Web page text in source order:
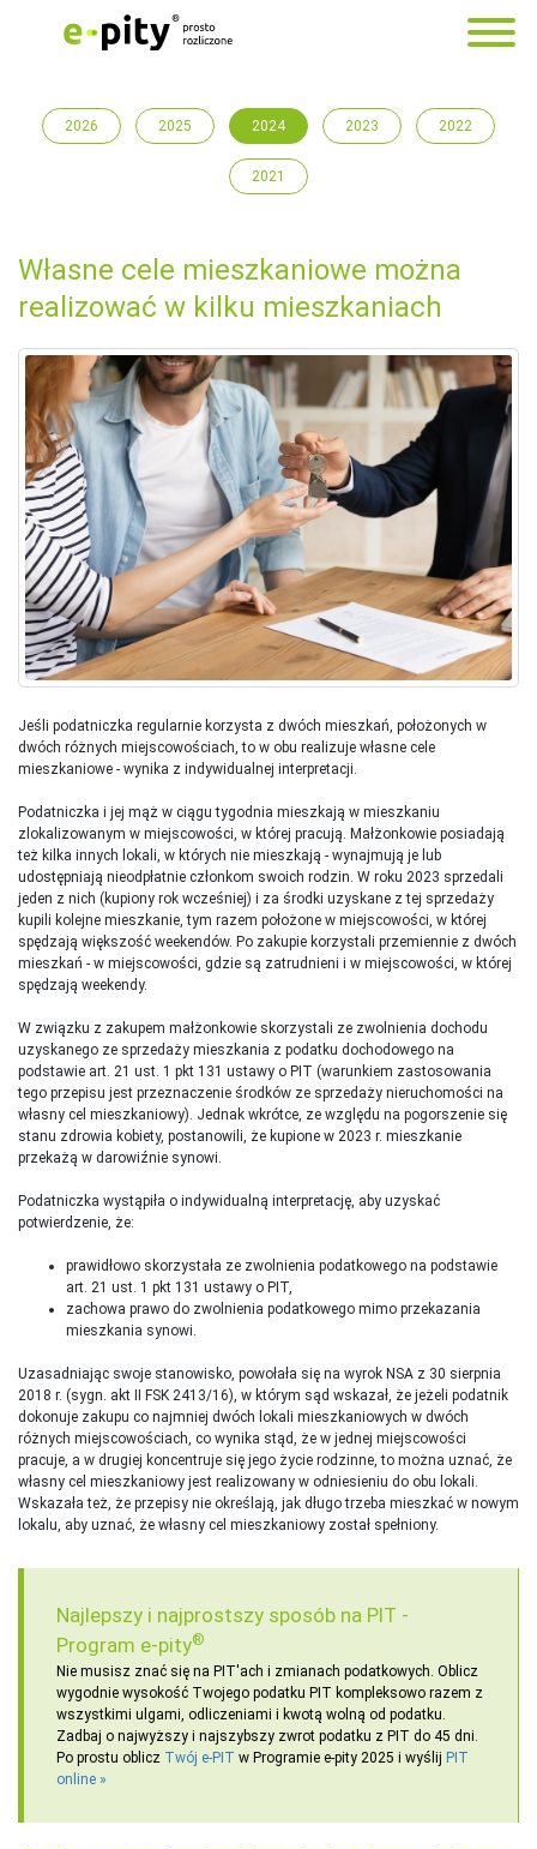
2026 2025 2024 2023 2022
2021
Własne cele mieszkaniowe można
realizować w kilku mieszkaniach
Jeśli podatniczka regularnie korzysta z dwóch mieszkań, położonych w
dwóch różnych miejscowościach, to w obu realizuje własne cele
mieszkaniowe - wynika z indywidualnej interpretacji.
Podatniczka i jej mąż w ciągu tygodnia mieszkają w mieszkaniu
zlokalizowanym w miejscowości, w której pracują. Małżonkowie posiadają
też kilka innych lokali, w których nie mieszkają - wynajmują je lub
udostępniają nieodpłatnie członkom swoich rodzin. W roku 2023 sprzedali
jeden z nich (kupiony rok wcześniej) i za środki uzyskane z tej sprzedaży
kupili kolejne mieszkanie, tym razem położone w miejscowości, w której
spędzają większość weekendów. Po zakupie korzystali przemiennie z dwóch
mieszkań - w miejscowości, gdzie są zatrudnieni i w miejscowości, w której
spędzają weekendy.
W związku z zakupem małżonkowie skorzystali ze zwolnienia dochodu
uzyskanego ze sprzedaży mieszkania z podatku dochodowego na
podstawie art. 21 ust. 1 pkt 131 ustawy o PIT (warunkiem zastosowania
tego przepisu jest przeznaczenie środków ze sprzedaży nieruchomości na
własny cel mieszkaniowy). Jednak wkrótce, ze względu na pogorszenie się
stanu zdrowia kobiety, postanowili, że kupione w 2023 r. mieszkanie
przekażą w darowiźnie synowi.
Podatniczka wystąpiła o indywidualną interpretację, aby uzyskać
potwierdzenie, że:
prawidłowo skorzystała ze zwolnienia podatkowego na podstawie
art. 21 ust. 1 pkt 131 ustawy o PIT,
zachowa prawo do zwolnienia podatkowego mimo przekazania
mieszkania synowi.
Uzasadniając swoje stanowisko, powołała się na wyrok NSA z 30 sierpnia
2018 r. (sygn. akt II FSK 2413/16), w którym sąd wskazał, że jeżeli podatnik
dokonuje zakupu co najmniej dwóch lokali mieszkaniowych w dwóch
różnych miejscowościach, co wynika stąd, że w jednej miejscowości
pracuje, a w drugiej koncentruje się jego życie rodzinne, to można uznać, że
własny cel mieszkaniowy jest realizowany w odniesieniu do obu lokali.
Wskazała też, że przepisy nie określają, jak długo trzeba mieszkać w nowym
lokalu, aby uznać, że własny cel mieszkaniowy został spełniony.
Najlepszy i najprostszy sposób na PIT -
Program e-pity®
Nie musisz znać się na PIT'ach i zmianach podatkowych. Oblicz
wygodnie wysokość Twojego podatku PIT kompleksowo razem z
wszystkimi ulgami, odliczeniami i kwotą wolną od podatku.
Zadbaj o najwyższy i najszybszy zwrot podatku z PIT do 45 dni.
Po prostu oblicz Twój e-PIT w Programie e-pity 2025 i wyślij PIT
online